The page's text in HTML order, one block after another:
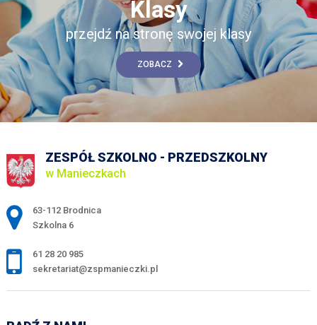
Klasy
przejdź na stronę swojej klasy
ZOBACZ
ZESPÓŁ SZKOLNO - PRZEDSZKOLNY
w Manieczkach
Adres pocztowy:
63-112 Brodnica
Szkolna 6
61 28 20 985
sekretariat@zspmanieczki.pl